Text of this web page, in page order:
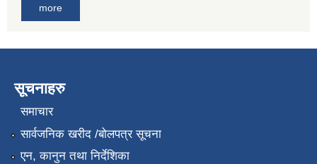
more
सूचनाहरु
समाचार
सार्वजनिक खरीद /बोलपत्र सूचना
एन, कानुन तथा निर्देशिका